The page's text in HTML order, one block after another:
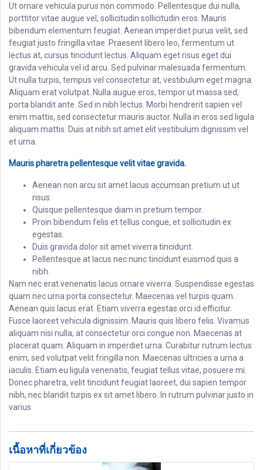
Ut ornare vehicula purus non commodo. Pellentesque dui nulla,
porttitor vitae augue vel, sollicitudin sollicitudin eros. Mauris
bibendum elementum feugiat. Aenean imperdiet purus velit, sed
feugiat justo fringilla vitae. Praesent libero leo, fermentum ut
lectus at, cursus tincidunt lectus. Aliquam eget risus eget dui
gravida vehicula vel id arcu. Sed pulvinar malesuada fermentum.
Ut nulla turpis, tempus vel consectetur at, vestibulum eget magna.
Aliquam erat volutpat. Nulla augue eros, tempor ut massa sed,
porta blandit ante. Sed in nibh lectus. Morbi hendrerit sapien vel
enim mattis, sed consectetur mauris auctor. Nulla in eros sed ligula
aliquam mattis. Duis at nibh sit amet elit vestibulum dignissim vel
et urna.
Mauris pharetra pellentesque velit vitae gravida.
Aenean non arcu sit amet lacus accumsan pretium ut ut
risus.
Quisque pellentesque diam in pretium tempor.
Proin bibendum felis et tellus congue, et sollicitudin ex
egestas.
Duis gravida dolor sit amet viverra tincidunt.
Pellentesque at lacus nec nunc tincidunt euismod quis a
nibh.
Nam nec erat venenatis lacus ornare viverra. Suspendisse egestas
quam nec urna porta consectetur. Maecenas vel turpis quam.
Aenean quis lacus erat. Etiam viverra egestas orci id efficitur.
Fusce laoreet vehicula dignissim. Mauris quis libero felis. Vivamus
aliquam nisi nulla, at consectetur orci congue non. Maecenas at
placerat quam. Aliquam in imperdiet urna. Curabitur rutrum lectus
enim, sed volutpat velit fringilla non. Maecenas ultricies a urna a
iaculis. Etiam eu ligula venenatis, feugiat tellus vitae, posuere mi.
Donec pharetra, velit tincidunt feugiat laoreet, dui sapien tempor
nibh, nec blandit turpis ex sit amet libero. In rutrum pulvinar justo in
varius.
เนื้อหาที่เกี่ยวข้อง